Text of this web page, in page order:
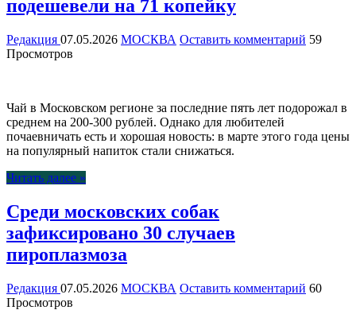
подешевели на 71 копейку
Редакция 07.05.2026 МОСКВА Оставить комментарий 59
Просмотров
Чай в Московском регионе за последние пять лет подорожал в
среднем на 200-300 рублей. Однако для любителей
почаевничать есть и хорошая новость: в марте этого года цены
на популярный напиток стали снижаться.
Читать далее »
Среди московских собак
зафиксировано 30 случаев
пироплазмоза
Редакция 07.05.2026 МОСКВА Оставить комментарий 60
Просмотров